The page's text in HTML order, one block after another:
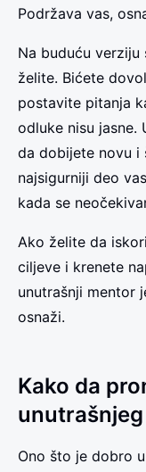
Podržava vas,
Na buduću
želite. Bićete
postavite pitanja
odluke nisu jasne.
da dobijete novu i
najsigurniji deo
kada se
Ako želite da
ciljeve i krenete
unutrašnji mentor
osnaži.
Kako da
Ono što je dobro